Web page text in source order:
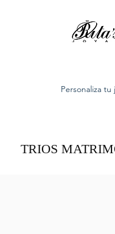
Personaliza tu
TRIOS